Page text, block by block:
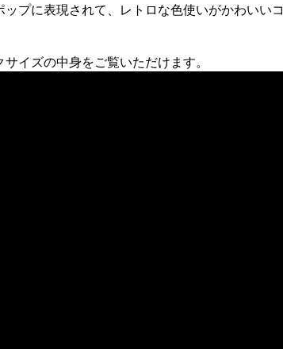
プに表現されて、レトロな色使いがかわいいコ
イズの中身をご覧いただけます。